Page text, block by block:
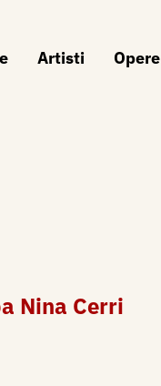
Artisti Opere
Nina Cerri